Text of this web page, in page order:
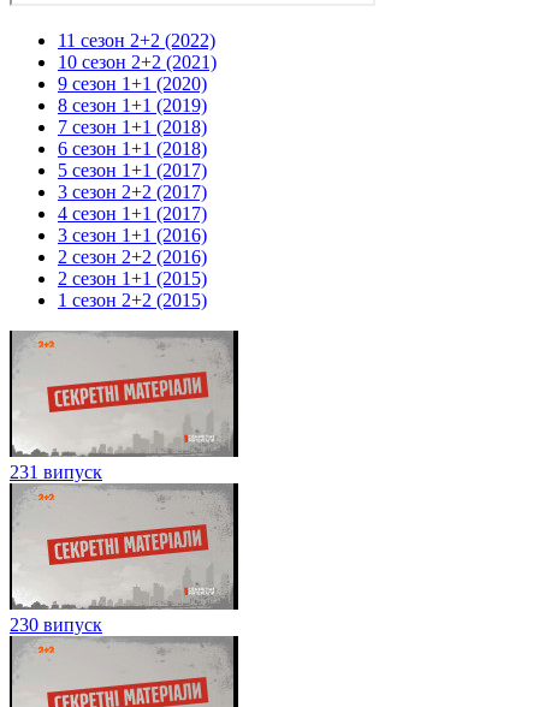
11 сезон 2+2 (2022)
10 сезон 2+2 (2021)
9 сезон 1+1 (2020)
8 сезон 1+1 (2019)
7 сезон 1+1 (2018)
6 сезон 1+1 (2018)
5 сезон 1+1 (2017)
3 сезон 2+2 (2017)
4 сезон 1+1 (2017)
3 сезон 1+1 (2016)
2 сезон 2+2 (2016)
2 сезон 1+1 (2015)
1 сезон 2+2 (2015)
231 випуск
230 випуск